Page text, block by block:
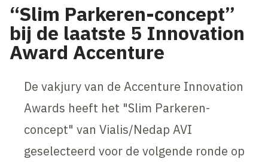
“Slim Parkeren-concept”
bij de laatste 5 Innovation
Award Accenture
De vakjury van de Accenture Innovation
Awards heeft het "Slim Parkeren-
concept" van Vialis/Nedap AVI
geselecteerd voor de volgende ronde op